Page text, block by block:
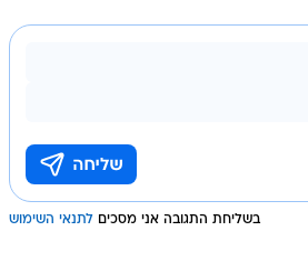
בשליחת התגובה אני מסכים לתנאי השימוש